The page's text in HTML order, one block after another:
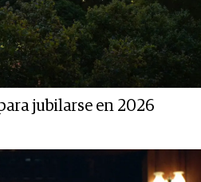
jubilarse en 2026